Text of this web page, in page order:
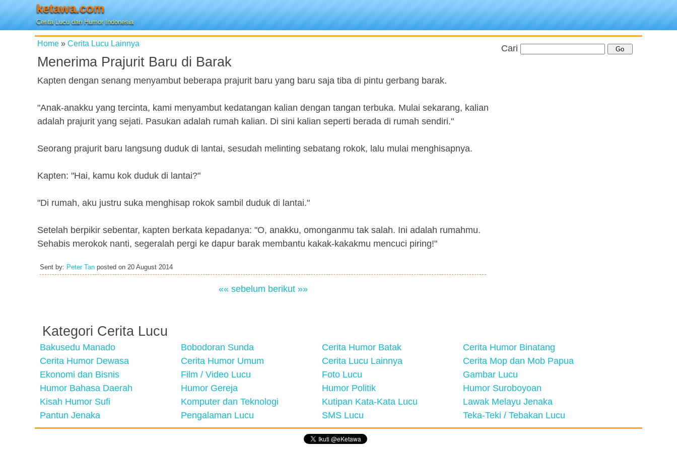
ketawa.com
Cerita Lucu dan Humor Indonesia
Home » Cerita Lucu Lainnya
Menerima Prajurit Baru di Barak
Kapten dengan senang menyambut beberapa prajurit baru yang baru saja tiba di pintu gerbang barak.
"Anak-anakku yang tercinta, kami menyambut kedatangan kalian dengan tangan terbuka. Mulai sekarang, kalian
adalah prajurit yang sejati. Pasukan adalah rumah kalian. Di sini kalian seperti berada di rumah sendiri."
Seorang prajurit baru langsung duduk di lantai, sesudah melinting sebatang rokok, lalu mulai menghisapnya.
Kapten: "Hai, kamu kok duduk di lantai?"
"Di rumah, aku justru suka menghisap rokok sambil duduk di lantai."
Setelah berpikir sebentar, kapten berkata kepadanya: "O, anakku, omonganmu tak salah. Ini adalah rumahmu.
Sehabis merokok nanti, segeralah pergi ke dapur barak membantu kakak-kakakmu mencuci piring!"
Sent by: Peter Tan posted on 20 August 2014
«« sebelum berikut »»
Cari
Kategori Cerita Lucu
Bakusedu Manado Bobodoran Sunda Cerita Humor Batak
Cerita Humor Binatang
Cerita Humor Dewasa
Cerita Humor Umum Cerita Lucu Lainnya
Cerita Mop dan Mob Papua
Ekonomi dan Bisnis
Film / Video Lucu Foto Lucu
Gambar Lucu
Humor Bahasa Daerah
Humor Gereja Humor Politik
Humor Suroboyoan
Kisah Humor Sufi
Komputer dan Teknologi Kutipan Kata-Kata Lucu
Lawak Melayu Jenaka
Pantun Jenaka
Pengalaman Lucu SMS Lucu Teka-Teki / Tebakan Lucu